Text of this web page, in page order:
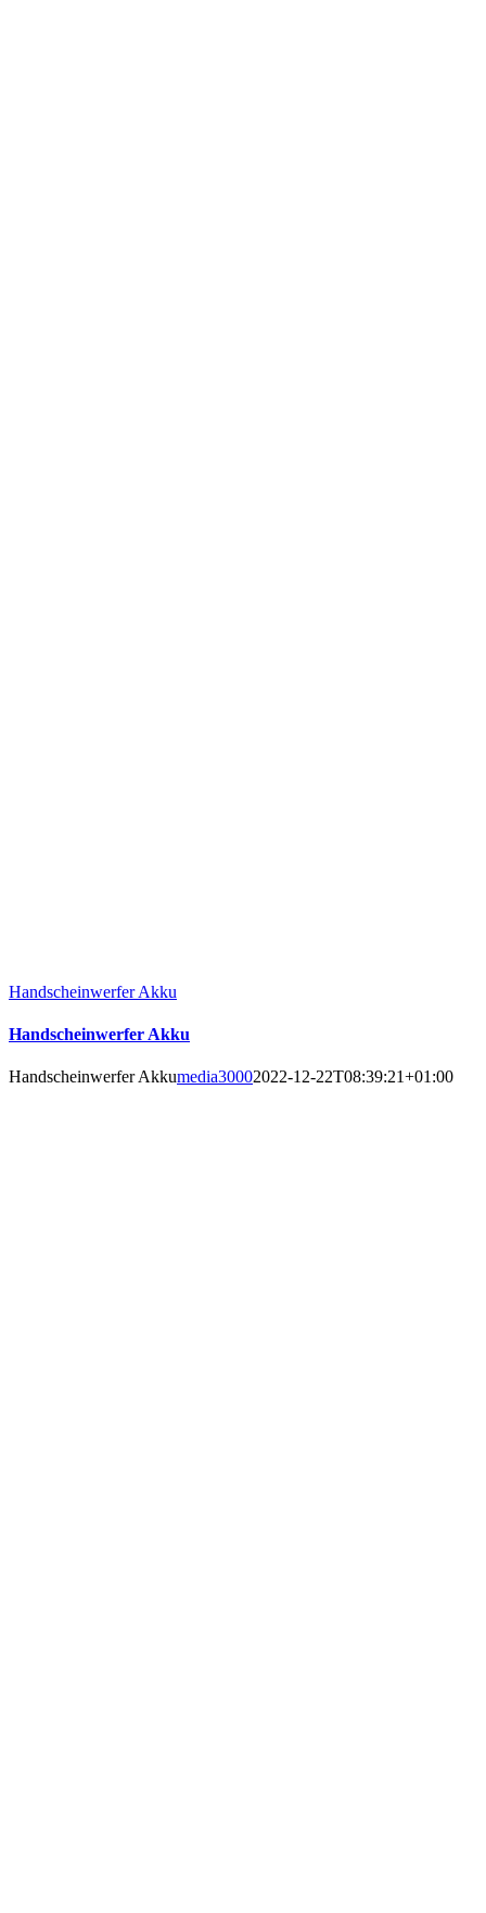
Handscheinwerfer Akku
Handscheinwerfer Akku
Handscheinwerfer Akkumedia30002022-12-22T08:39:21+01:00